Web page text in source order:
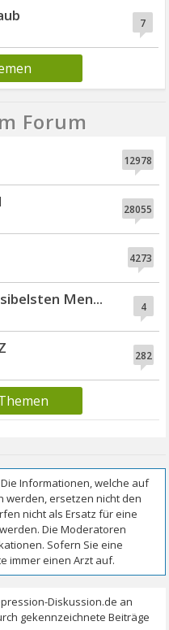
7
Forum
12978
28055
4273
4
Men...
282